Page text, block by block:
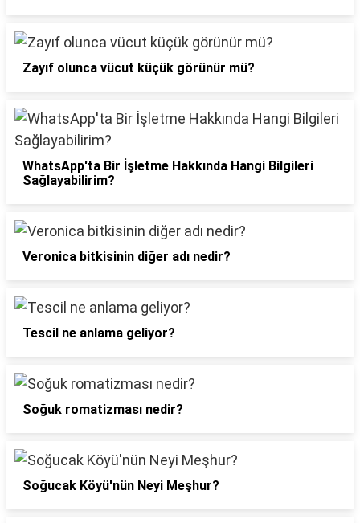
Zayıf olunca vücut küçük görünür mü?
WhatsApp'ta Bir İşletme Hakkında Hangi Bilgileri
Sağlayabilirim?
Veronica bitkisinin diğer adı nedir?
Tescil ne anlama geliyor?
Soğuk romatizması nedir?
Soğucak Köyü'nün Neyi Meşhur?